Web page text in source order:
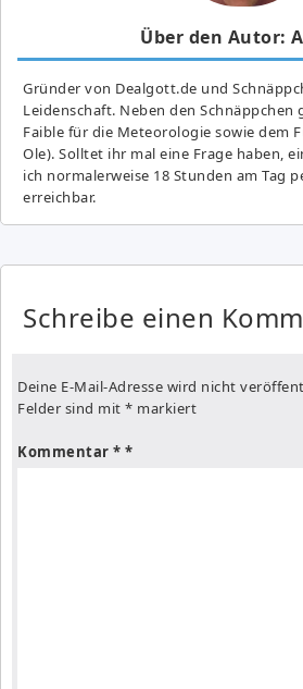
Über den Autor:
Gründer von Dealgott.de und
Leidenschaft. Neben den Schnäppchen
Fai­ble für die Meteorologie sowie dem
Ole). Solltet ihr mal eine Frage haben,
ich normalerweise 18 Stunden am Tag
erreichbar.
Schreibe einen
Deine E-Mail-Adresse wird nicht
Felder sind mit * markiert
Kommentar *